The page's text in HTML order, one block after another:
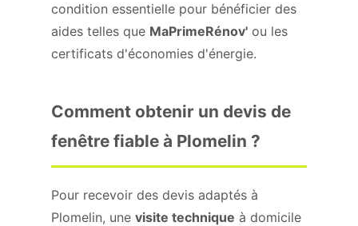
condition essentielle pour bénéficier des
aides telles que MaPrimeRénov' ou les
certificats d'économies d'énergie.
Comment obtenir un devis de
fenêtre fiable à Plomelin ?
Pour recevoir des devis adaptés à
Plomelin, une visite technique à domicile